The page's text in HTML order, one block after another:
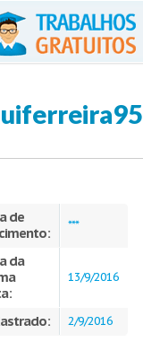
de
***
da
13/9/2016
2/9/2016